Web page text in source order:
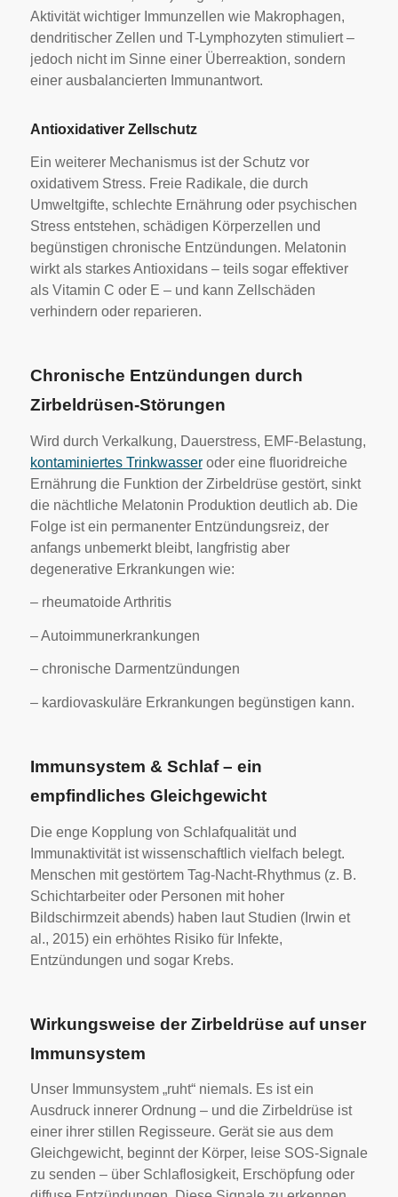
Aktivität wichtiger Immunzellen wie Makrophagen,
dendritischer Zellen und T-Lymphozyten stimuliert –
jedoch nicht im Sinne einer Überreaktion, sondern
einer ausbalancierten Immunantwort.
Antioxidativer Zellschutz
Ein weiterer Mechanismus ist der Schutz vor
oxidativem Stress. Freie Radikale, die durch
Umweltgifte, schlechte Ernährung oder psychischen
Stress entstehen, schädigen Körperzellen und
begünstigen chronische Entzündungen. Melatonin
wirkt als starkes Antioxidans – teils sogar effektiver
als Vitamin C oder E – und kann Zellschäden
verhindern oder reparieren.
Chronische Entzündungen durch
Zirbeldrüsen-Störungen
Wird durch Verkalkung, Dauerstress, EMF-Belastung,
kontaminiertes Trinkwasseroder eine fluoridreiche
Ernährung die Funktion der Zirbeldrüse gestört, sinkt
die nächtliche Melatonin Produktion deutlich ab. Die
Folge ist ein permanenter Entzündungsreiz, der
anfangs unbemerkt bleibt, langfristig aber
degenerative Erkrankungen wie:
– rheumatoide Arthritis
– Autoimmunerkrankungen
– chronische Darmentzündungen
– kardiovaskuläre Erkrankungen begünstigen kann.
Immunsystem & Schlaf – ein
empfindliches Gleichgewicht
Die enge Kopplung von Schlafqualität und
Immunaktivität ist wissenschaftlich vielfach belegt.
Menschen mit gestörtem Tag-Nacht-Rhythmus (z. B.
Schichtarbeiter oder Personen mit hoher
Bildschirmzeit abends) haben laut Studien (Irwin et
al., 2015) ein erhöhtes Risiko für Infekte,
Entzündungen und sogar Krebs.
Wirkungsweise der Zirbeldrüse auf unser
Immunsystem
Unser Immunsystem „ruht“ niemals. Es ist ein
Ausdruck innerer Ordnung – und die Zirbeldrüse ist
einer ihrer stillen Regisseure. Gerät sie aus dem
Gleichgewicht, beginnt der Körper, leise SOS-Signale
zu senden – über Schlaflosigkeit, Erschöpfung oder